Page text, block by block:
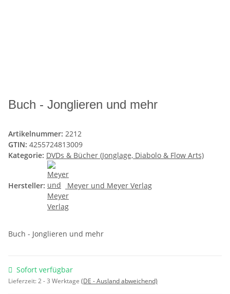
Buch - Jonglieren und mehr
Artikelnummer: 2212
GTIN: 4255724813009
Kategorie: DVDs & Bücher (Jonglage, Diabolo & Flow Arts)
Hersteller: Meyer und Meyer Verlag
Buch - Jonglieren und mehr
Sofort verfügbar
Lieferzeit:2 - 3 Werktage (DE - Ausland abweichend)